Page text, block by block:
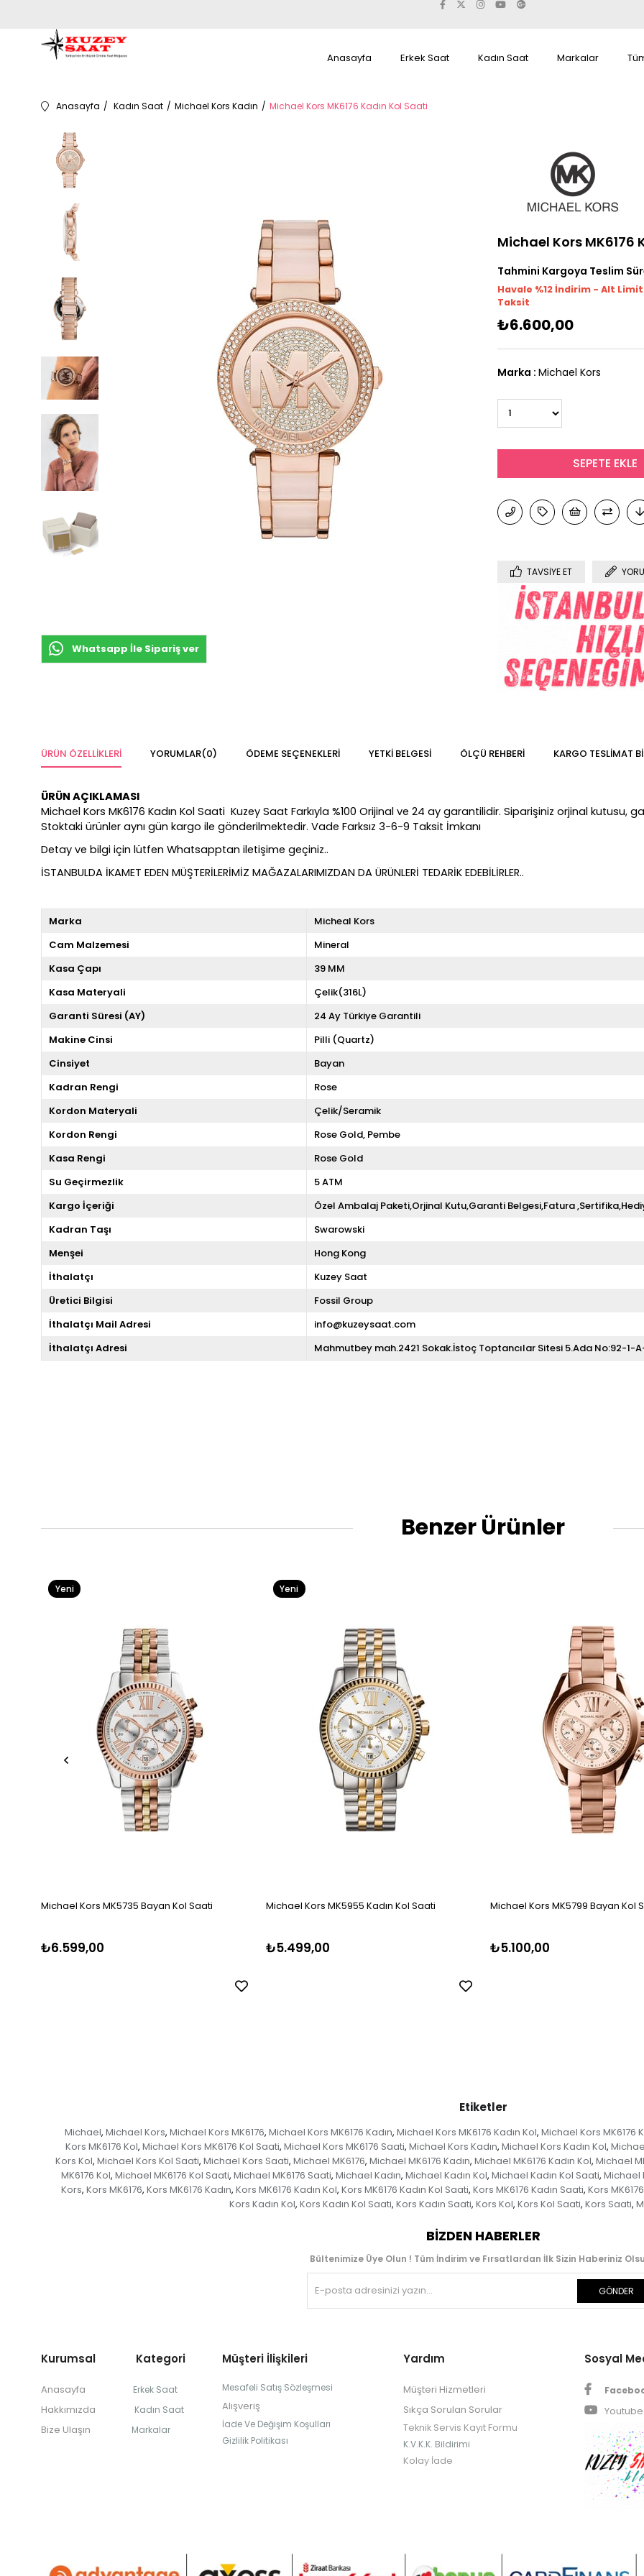
Anasayfa Erkek Saat Kadın Saat Markalar
Anasayfa Kadın Saat Michael Kors Kadın Michael Kors MK6176 Kadın Kol Saati
Whatsapp İle Sipariş ver
Michael Kors MK6176
Tahmini Kargoya Teslim
Havale %12 İndirim - Alt Limit
Taksit
₺6.600,00
Marka : Michael Kors
TAVSIYE ET
ÜRÜN ÖZELLIKLERI YORUMLAR(0) ÖDEME SEÇENEKLERI YETKİ BELGESİ ÖLÇÜ REHBERI KARGO TESLIMAT
ÜRÜN AÇIKLAMASI
Michael Kors MK6176 Kadın Kol Saati Kuzey Saat Farkıyla %100 Orijinal ve 24 ay garantilidir. Siparişiniz orjinal kutusu,
Stoktaki ürünler aynı gün kargo ile gönderilmektedir. Vade Farksız 3-6-9 Taksit İmkanı
Detay ve bilgi için lütfen Whatsapptan iletişime geçiniz..
İSTANBULDA İKAMET EDEN MÜŞTERİLERİMİZ MAĞAZALARIMIZDAN DA ÜRÜNLERİ TEDARİK EDEBİLİRLER..
Marka
Micheal Kors
Cam Malzemesi
Mineral
Kasa Çapı
39 MM
Kasa Materyali
Çelik(316L)
Garanti Süresi (AY)
24 Ay Türkiye Garantili
Makine Cinsi
Pilli (Quartz)
Cinsiyet
Bayan
Kadran Rengi
Rose
Kordon Materyali
Çelik/Seramik
Kordon Rengi
Rose Gold Pembe
Kasa Rengi
Rose Gold
Su Geçirmezlik
5 ATM
Kargo İçeriği
Özel Ambalaj Paketi,Orjinal Kutu,Garanti Belgesi,Fatura
Kadran Taşı
Swarowski
Menşei
Hong Kong
İthalatçı
Kuzey Saat
Üretici Bilgisi
Fossil Group
İthalatçı Mail Adresi
info@kuzeysaat.com
İthalatçı Adresi
Mahmutbey mah.2421 Sokak.İstoç Toptancılar Sitesi 5.Ada No:92-1-
Benzer Ürünler
Michael Kors MK5735 Bayan Kol Saati
₺6.599,00
Yeni
Michael Kors MK5955 Kadın Kol Saati
₺5.499,00
Yeni
Michael Kors MK5799 Bayan Kol
₺5.100,00
Etiketler
Michael, Michael Kors, Michael Kors MK6176, Michael Kors MK6176 Kadın, Michael Kors MK6176 Kadın Kol, Michael Kors MK6176
Kors MK6176 Kol, Michael Kors MK6176 Kol Saati, Michael Kors MK6176 Saati, Michael Kors Kadın, Michael Kors Kadın Kol,
Kors Kol, Michael Kors Kol Saati, Michael Kors Saati, Michael MK6176, Michael MK6176 Kadın, Michael MK6176 Kadın Kol, Michael
MK6176 Kol, Michael MK6176 Kol Saati, Michael MK6176 Saati, Michael Kadın, Michael Kadın Kol, Michael Kadın Kol Saati, Michael
Kors, Kors MK6176, Kors MK6176 Kadın, Kors MK6176 Kadın Kol, Kors MK6176 Kadın Kol Saati, Kors MK6176 Kadın Saati, Kors
Kors Kadın Kol, Kors Kadın Kol Saati, Kors Kadın Saati, Kors Kol, Kors Kol Saati, Kors Saati,
BIZDEN HABERLER
Bültenimize Üye Olun ! Tüm İndirim ve Fırsatlardan İlk Sizin Haberiniz
GÖNDER
Kurumsal Kategori
Anasayfa Erkek Saat
Hakkımızda Kadın Saat
Bize Ulaşın Markalar
Müşteri İlişkileri
Mesafeli Satış Sözleşmesi
Alışveriş
İade Ve Değişim Koşulları
Gizlilik Politikası
Yardım
Müşteri Hizmetleri
Sıkça Sorulan Sorular
Teknik Servis Kayıt Formu
K.V.K.K. Bildirimi
Kolay İade
Sosyal
Youtube